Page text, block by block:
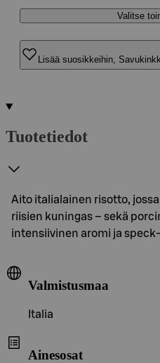
Valitse
Lisää suosikkeihin,
Tuotetiedot
Aito italialainen risotto,
riisien kuningas – sekä
intensiivinen aromi ja
Valmistusmaa
Italia
Ainesosat